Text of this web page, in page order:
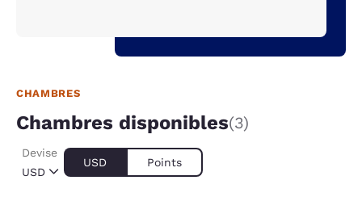
CHAMBRES
Chambres disponibles(3)
USD
Devise
USD Points